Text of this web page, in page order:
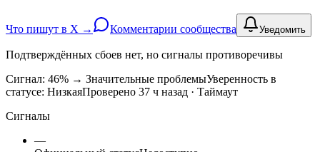
Что пишут в X → Комментарии сообщества Уведомить
Подтверждённых сбоев нет, но сигналы противоречивы
Сигнал: 46% → Значительные проблемыУверенность в
статусе: НизкаяПроверено 37 ч назад · Таймаут
Сигналы
—